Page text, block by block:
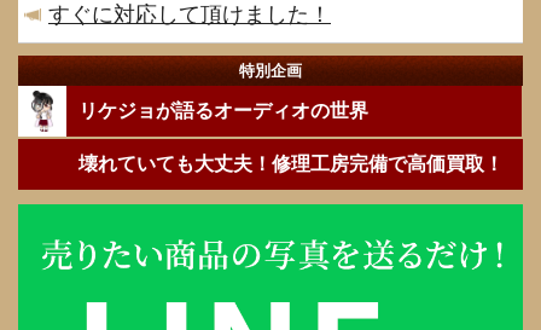
すぐに対応して頂けました！
特別企画
リケジョが語るオーディオの世界
壊れていても大丈夫！修理工房完備で高価買取！